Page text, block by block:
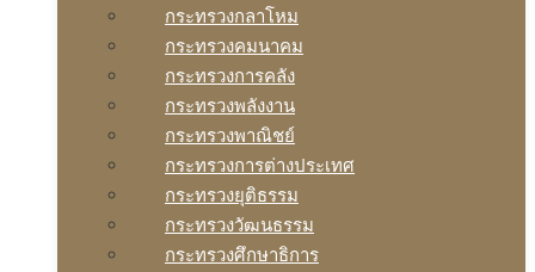
กระทรวงกลาโหม
กระทรวงคมนาคม
กระทรวงการคลัง
กระทรวงพลังงาน
กระทรวงพาณิชย์
กระทรวงการต่างประเทศ
กระทรวงยุติธรรม
กระทรวงวัฒนธรรม
กระทรวงศึกษาธิการ